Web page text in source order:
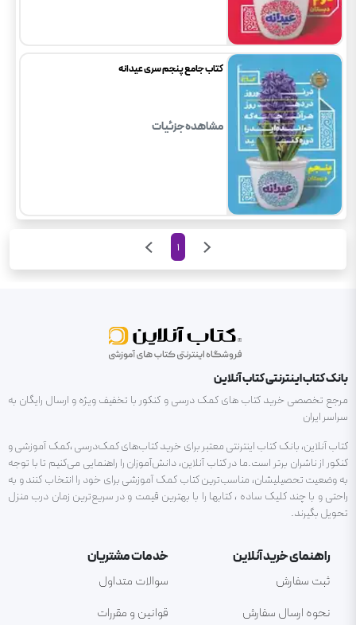
کتاب جامع پنجم سری عیدانه
مشاهده جزئیات
1
بانک کتاب اینترنتی کتاب آنلاین
مرجع تخصصی خرید کتاب های کمک درسی و کنکور با تخفیف ویژه و ارسال رایگان به
سراسر ایران
کتاب آنلاین، بانک کتاب اینترنتی معتبر برای خرید کتاب‌های کمک‌درسی ،کمک آموزشی و
کنکور از ناشران برتر است.ما در کتاب آنلاین، دانش‌آموزان را راهنمایی می‌کنیم تا با توجه
به وضعیت تحصیلیشان، مناسب‌ترین کتاب کمک آموزشی برای خود را انتخاب کنند و به
راحتی و با چند کلیک ساده ، کتابها را با بهترین قیمت و در سریع‌ترین زمان درب منزل
تحویل بگیرند.
راهنمای خرید آنلاین
ثبت سفارش
نحوه ارسال سفارش
خدمات مشتریان
سوالات متداول
قوانین و مقررات